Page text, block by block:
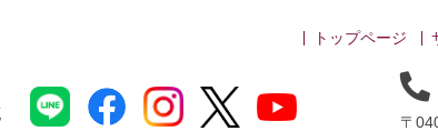
トップページ
〒